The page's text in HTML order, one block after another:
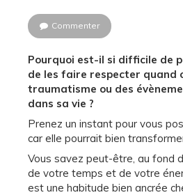
Commenter
Pourquoi est-il si difficile de
de les faire respecter quand
traumatisme ou des
dans sa vie ?
Prenez un instant pour vous
car elle pourrait bien
Vous savez peut-être, au fond
de votre temps et de votre
est une habitude bien ancrée